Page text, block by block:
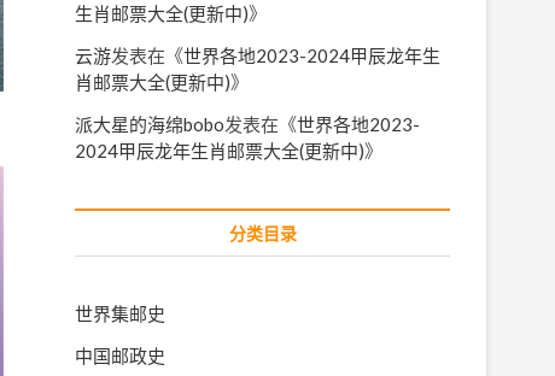
生肖邮票大全(更新中)》
云游发表在《世界各地2023-2024甲辰龙年生
肖邮票大全(更新中)》
派大星的海绵bobo发表在《世界各地2023-
2024甲辰龙年生肖邮票大全(更新中)》
分类目录
世界集邮史
中国邮政史